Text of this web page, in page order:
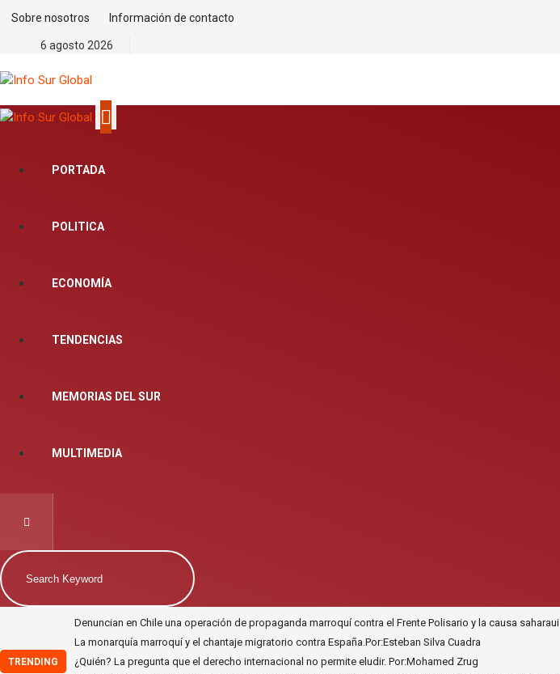
Sobre nosotros Información de contacto
6 agosto 2026
PORTADA
POLITICA
ECONOMÍA
TENDENCIAS
MEMORIAS DEL SUR
MULTIMEDIA
TRENDING
Denuncian en Chile una operación de propaganda marroquí contra el Frente Polisario y la causa saharaui
La monarquía marroquí y el chantaje migratorio contra España.Por:Esteban Silva Cuadra
¿Quién? La pregunta que el derecho internacional no permite eludir. Por:Mohamed Zrug